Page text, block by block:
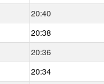
20:40
20:38
20:36
20:34